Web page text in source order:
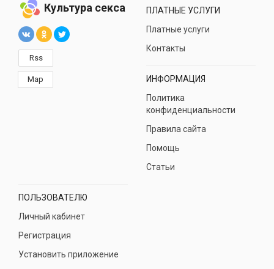
Культура секса
Rss
Map
ПЛАТНЫЕ УСЛУГИ
Платные услуги
Контакты
ИНФОРМАЦИЯ
Политика
конфиденциальности
Правила сайта
Помощь
Статьи
ПОЛЬЗОВАТЕЛЮ
Личный кабинет
Регистрация
Установить приложение